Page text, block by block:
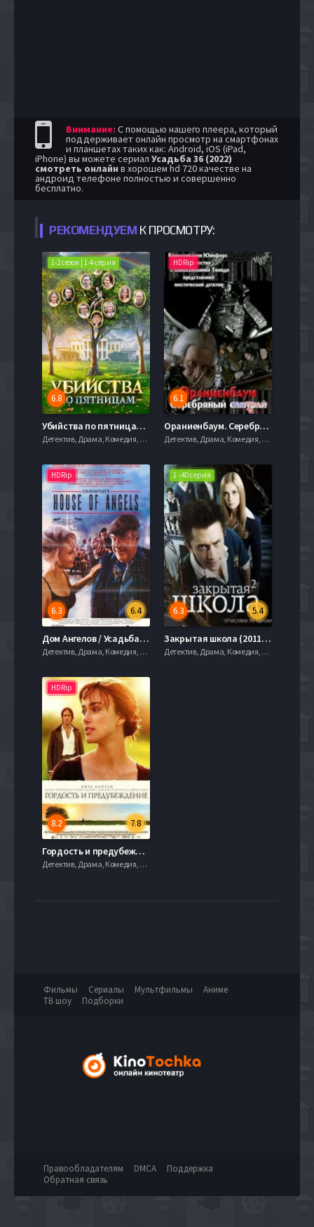
Внимание: С помощью нашего плеера, который
поддерживает онлайн просмотр на смартфонах
и планшетах таких как: Android, iOS (iPad,
iPhone) вы можете сериал Усадьба 36 (2022)
смотреть онлайн в хорошем hd 720 качестве на
андроид телефоне полностью и совершенно
бесплатно.
РЕКОМЕНДУЕМ К ПРОСМОТРУ:
1-2 сезон | 1-4 серия
6.8
Убийства по пятницам (2018) 1-2 сезон
Детектив, Драма, Комедия, 720hd, mobilen
HDRip
6.1
Ораниенбаум. Серебряный самурай (2007)
Детектив, Драма, Комедия, 720hd, mobilen
HDRip
6.4
6.3
Дом Ангелов / Усадьба Ангелов (1992)
Детектив, Драма, Комедия, 720hd, mobilen
1 - 40 серия
5.4
6.3
Закрытая школа (2011) 2 сезон
Детектив, Драма, Комедия, 720hd, mobilen
HDRip
7.8
8.2
Гордость и предубеждение (2005)
Детектив, Драма, Комедия, 720hd, mobilen
Фильмы Сериалы Мультфильмы
Аниме
ТВ шоу
Подборки
Правообладателям DMCA
Поддержка
Обратная связь